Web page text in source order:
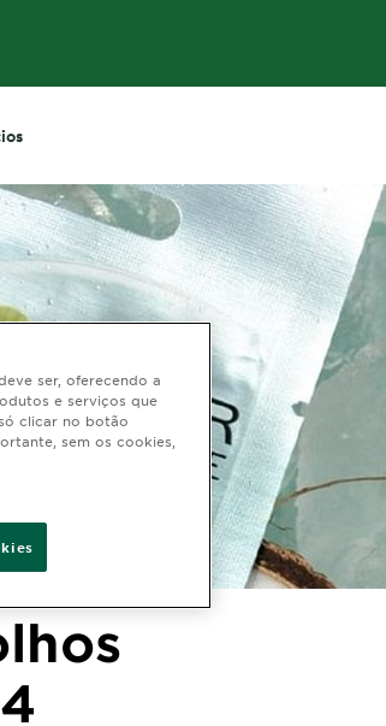
ser, oferecendo a
e serviços que
clicar no botão
sem os cookies,